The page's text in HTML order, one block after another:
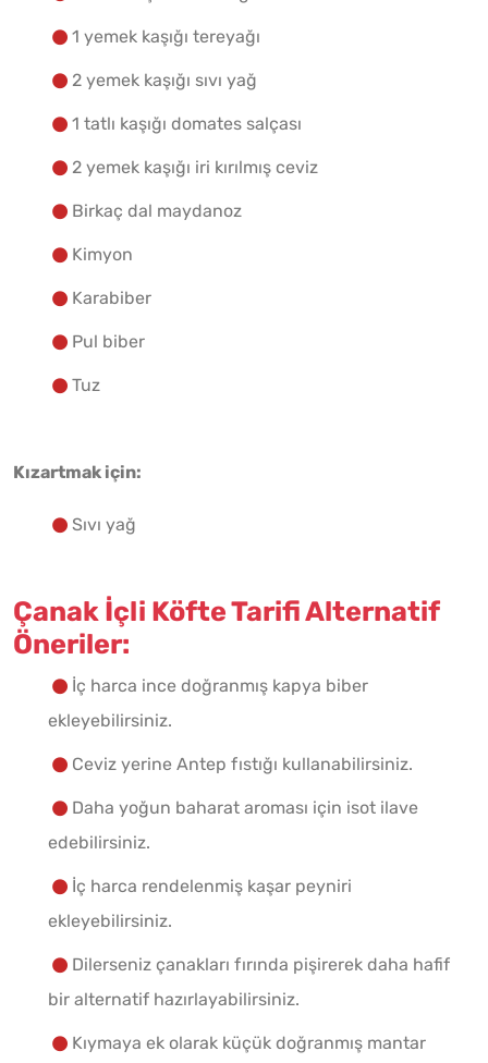
1 yemek kaşığı tereyağı
2 yemek kaşığı sıvı yağ
1 tatlı kaşığı domates salçası
2 yemek kaşığı iri kırılmış ceviz
Birkaç dal maydanoz
Kimyon
Karabiber
Pul biber
Tuz
Kızartmak için:
Sıvı yağ
Çanak İçli Köfte Tarifi Alternatif
Öneriler:
İç harca ince doğranmış kapya biber
ekleyebilirsiniz.
Ceviz yerine Antep fıstığı kullanabilirsiniz.
Daha yoğun baharat aroması için isot ilave
edebilirsiniz.
İç harca rendelenmiş kaşar peyniri
ekleyebilirsiniz.
Dilerseniz çanakları fırında pişirerek daha hafif
bir alternatif hazırlayabilirsiniz.
Kıymaya ek olarak küçük doğranmış mantar